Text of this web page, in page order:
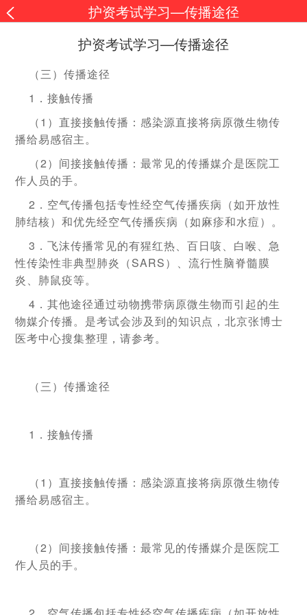
护资考试学习—传播途径
护资考试学习—传播途径
（三）传播途径
1．接触传播
（1）直接接触传播：感染源直接将病原微生物传
播给易感宿主。
（2）间接接触传播：最常见的传播媒介是医院工
作人员的手。
2．空气传播包括专性经空气传播疾病（如开放性
肺结核）和优先经空气传播疾病（如麻疹和水痘）。
3．飞沫传播常见的有猩红热、百日咳、白喉、急
性传染性非典型肺炎（SARS）、流行性脑脊髓膜
炎、肺鼠疫等。
4．其他途径通过动物携带病原微生物而引起的生
物媒介传播。是考试会涉及到的知识点，北京张博士
医考中心搜集整理，请参考。
（三）传播途径
1．接触传播
（1）直接接触传播：感染源直接将病原微生物传
播给易感宿主。
（2）间接接触传播：最常见的传播媒介是医院工
作人员的手。